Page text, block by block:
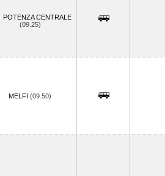
POTENZA CENTRALE
(09.25)
MELFI (09.50)